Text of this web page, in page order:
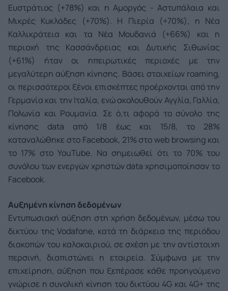
Ευστράτιος (+78%) και η Αμοργός - Αστυπάλαια και
Μικρές Κυκλάδες (+70%). Η Πιερία (+70%), η Νέα
Καλλικράτεια και τα Νέα Μουδανιά (+66%) και η
περιοχή της Κασσάνδρειας και Δυτικής Σιθωνίας
(+61%) ήταν οι ηπειρωτικές περιοχές με την
μεγαλύτερη αύξηση κίνησης. Βάσει στοιχείων roaming,
οι περισσότεροι ξένοι επισκέπτες προέρχονται από την
Γερμανία και την Ιταλία, ενώ ακολουθούν Αγγλία, Γαλλία,
Πολωνία και Ρουμανία. Σε ό,τι αφορά το σύνολο της
κίνησης data από 1/8 έως και 15/8, το 28%
καταναλώθηκε στο Facebook, 21% στο web browsing και
το 17% στο YouTube. Να σημειωθεί ότι το 70% του
συνόλου των ενεργών χρηστών data χρησιμοποίησαν το
Facebook.
Αυξημένη κίνηση δεδομένων
Εντυπωσιακή αύξηση στη χρήση δεδομένων, μέσω του
δικτύου της Vodafone, κατά τη διάρκεια της περιόδου
διακοπών του καλοκαιριού, σε σχέση με την αντίστοιχη
περσινή, διαπιστώνει η εταιρεία. Σύμφωνα με την
επιχείρηση, αύξηση που ξεπέρασε κάθε προηγούμενο
γνώρισε η συνολική κίνηση του δικτύου 4G και 4G+ της